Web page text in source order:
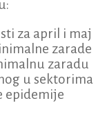
za april i maj
zarade
zaradu
u sektorima
epidemije